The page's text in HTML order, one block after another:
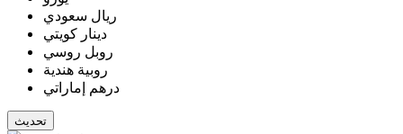
ريال سعودي
دينار كويتي
روبل روسي
روبية هندية
درهم إماراتي